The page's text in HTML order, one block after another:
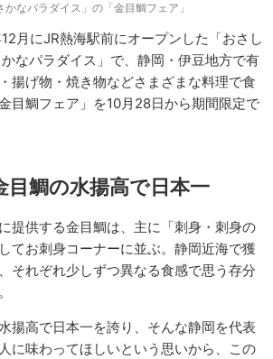
かなパラダイス」の「金目鯛フェア」
月にJR熱海駅前にオープンした「おさし
なパラダイス」で、静岡・伊豆地方で有
揚げ物・焼き物などさまざまな料理で食
目鯛フェア」を10月28日から期間限定で
目鯛の水揚高で日本一
提供する金目鯛は、主に「刺身・刺身の
てお刺身コーナーに並ぶ。静岡近海で獲
それぞれ少しずつ異なる食感で思う存分
揚高で日本一を誇り、そんな静岡を代表
に味わってほしいという思いから、この